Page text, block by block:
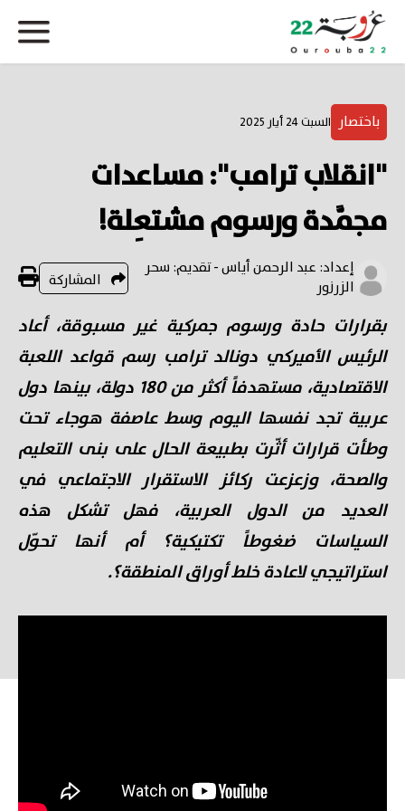
باختصار السبت 24 أيار 2025
"انقلاب ترامب": مساعدات
مجمَّدة ورسوم مشتعِلة!
إعداد: عبد الرحمن أياس - تقديم: سحر
الزرزور
المشاركة
بقرارات حادة ورسوم جمركية غير مسبوقة، أعاد
الرئيس الأميركي دونالد ترامب رسم قواعد اللعبة
الاقتصادية، مستهدفاً أكثر من 180 دولة، بينها دول
عربية تجد نفسها اليوم وسط عاصفة هوجاء تحت
وطأت قرارات أثّرت بطبيعة الحال على بنى التعليم
والصحة، وزعزعت ركائز الاستقرار الاجتماعي في
العديد من الدول العربية، فهل تشكل هذه
السياسات ضغوطاً تكتيكية؟ أم أنها تحوّل
استراتيجي لاعادة خلط أوراق المنطقة؟.